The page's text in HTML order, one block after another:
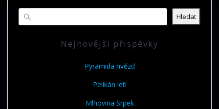
Hledat
Nejnovější příspěvky
Pyramida hvězd
Pelikán letí
Mlhovina Srpek